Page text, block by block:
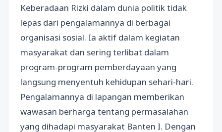
Keberadaan Rizki dalam dunia politik tidak
lepas dari pengalamannya di berbagai
organisasi sosial. Ia aktif dalam kegiatan
masyarakat dan sering terlibat dalam
program-program pemberdayaan yang
langsung menyentuh kehidupan sehari-hari.
Pengalamannya di lapangan memberikan
wawasan berharga tentang permasalahan
yang dihadapi masyarakat Banten I. Dengan